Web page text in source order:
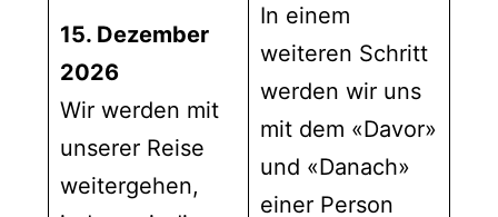
15. Dezember
2026
Wir werden mit
unserer Reise
weitergehen,
In einem
weiteren Schritt
werden wir uns
mit dem «Davor»
und «Danach»
einer Person